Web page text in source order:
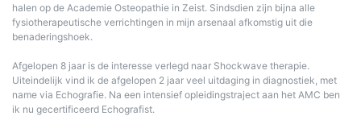
halen op de Academie Osteopathie in Zeist. Sindsdien zijn bijna alle
fysiotherapeutische verrichtingen in mijn arsenaal afkomstig uit die
benaderingshoek.
Afgelopen 8 jaar is de interesse verlegd naar Shockwave therapie.
Uiteindelijk vind ik de afgelopen 2 jaar veel uitdaging in diagnostiek, met
name via Echografie. Na een intensief opleidingstraject aan het AMC ben
ik nu gecertificeerd Echografist.